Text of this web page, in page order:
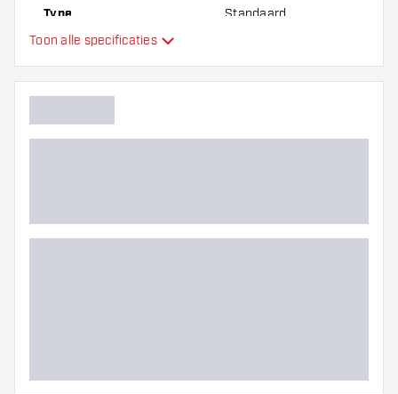
Type Standaard
Hoofdkleur
Toon alle specificaties